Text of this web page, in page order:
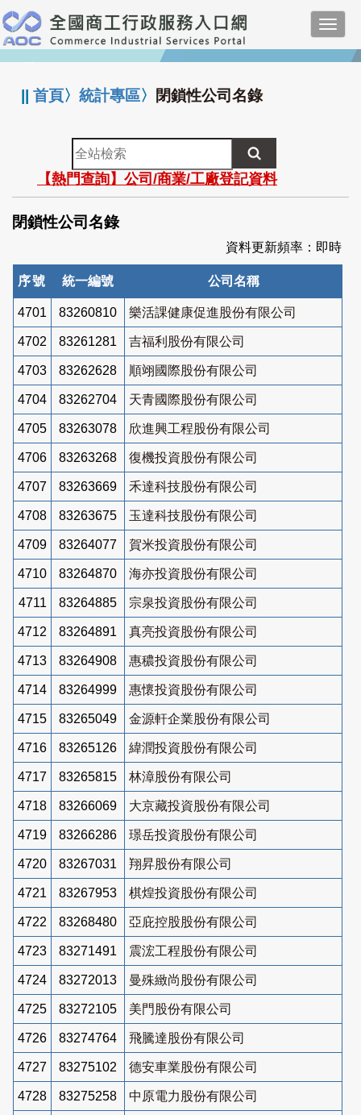
跳
到
主
要
:::
||首頁〉統計專區〉 閉鎖性公司名錄
全
站
檢
索
【熱門查詢】公司/商業/工廠登記資料
閉鎖性公司名錄
資料更新頻率：即時
序號 統一編號 公司名稱
4701 83260810 樂活課健康促進股份有限公司
4702 83261281 吉福利股份有限公司
4703 83262628 順翊國際股份有限公司
4704 83262704 天青國際股份有限公司
4705 83263078 欣進興工程股份有限公司
4706 83263268 復機投資股份有限公司
4707 83263669 禾達科技股份有限公司
4708 83263675 玉達科技股份有限公司
4709 83264077 賀米投資股份有限公司
4710 83264870 海亦投資股份有限公司
4711 83264885 宗泉投資股份有限公司
4712 83264891 真亮投資股份有限公司
4713 83264908 惠穠投資股份有限公司
4714 83264999 惠懷投資股份有限公司
4715 83265049 金源軒企業股份有限公司
4716 83265126 緯潤投資股份有限公司
4717 83265815 林漳股份有限公司
4718 83266069 大京藏投資股份有限公司
4719 83266286 璟岳投資股份有限公司
4720 83267031 翔昇股份有限公司
4721 83267953 棋煌投資股份有限公司
4722 83268480 亞庇控股股份有限公司
4723 83271491 震浤工程股份有限公司
4724 83272013 曼殊緻尚股份有限公司
4725 83272105 美門股份有限公司
4726 83274764 飛騰達股份有限公司
4727 83275102 德安車業股份有限公司
4728 83275258 中原電力股份有限公司